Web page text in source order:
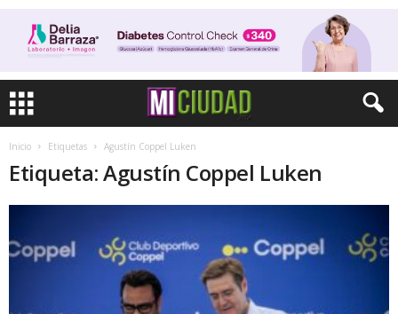
Inicio Etiquetas Agustín Coppel Luken
Etiqueta: Agustín Coppel Luken